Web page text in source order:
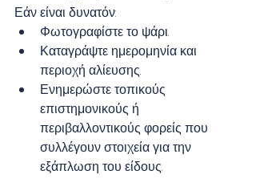
Εάν είναι δυνατόν:
Φωτογραφίστε το ψάρι.
Καταγράψτε ημερομηνία και
περιοχή αλίευσης.
Ενημερώστε τοπικούς
επιστημονικούς ή
περιβαλλοντικούς φορείς που
συλλέγουν στοιχεία για την
εξάπλωση του είδους.